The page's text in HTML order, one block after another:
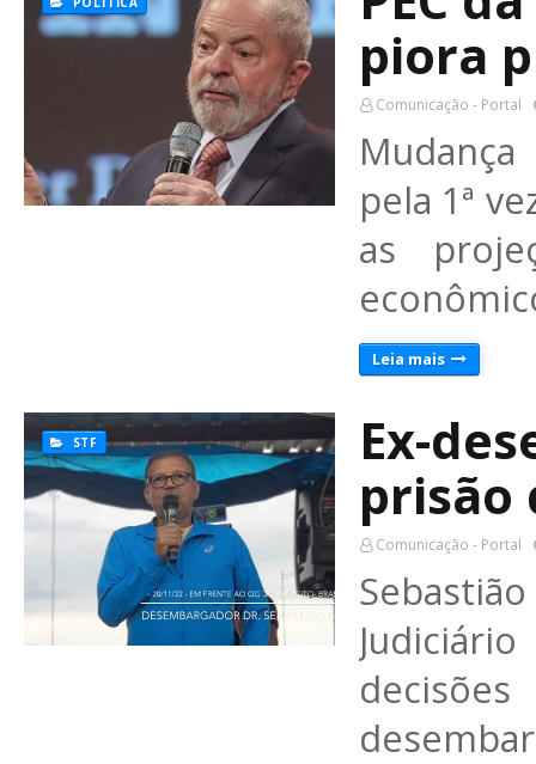
piora
Comunicação - Portal
pela 1ª
as
Leia mais
STF
Ex-
prisão
Comunicação - Portal